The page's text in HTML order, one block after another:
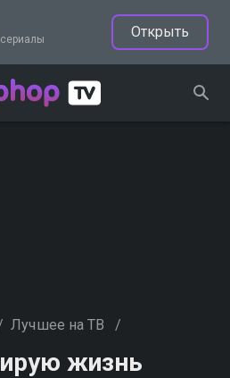
Открыть
Лучшее на ТВ /
жизнь